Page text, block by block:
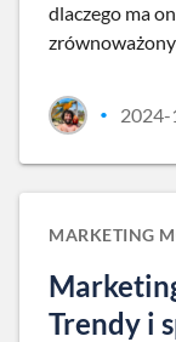
dlaczego ma
• 2024-
MARKETING
Trendy i